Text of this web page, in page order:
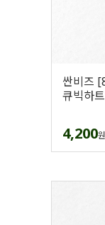
싼비즈
큐빅하
4,200원